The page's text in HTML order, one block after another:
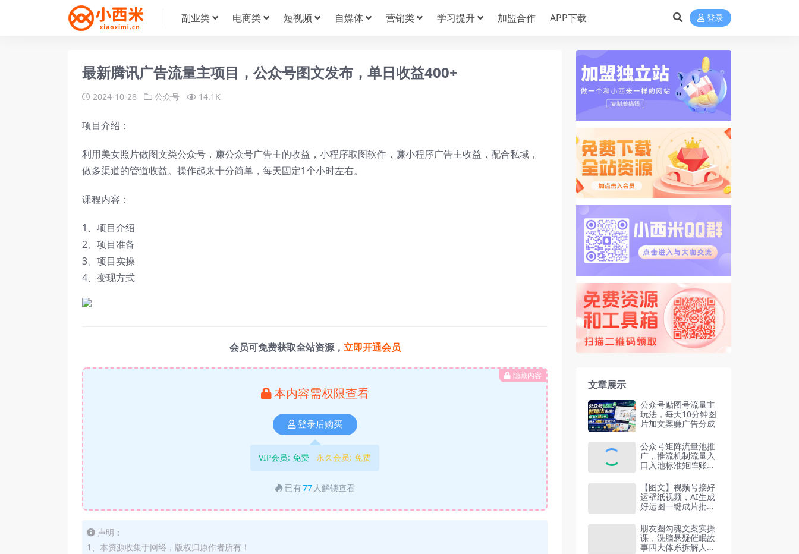
副业类 电商类 短视频 自媒体 营销类 学习提升 加盟合作 APP下载 登录
最新腾讯广告流量主项目，公众号图文发布，单日收益400+
2024-10-28 公众号 14.1K
项目介绍：
利用美女照片做图文类公众号，赚公众号广告主的收益，小程序取图软件，赚小程序广告主收益，配合私域，
做多渠道的管道收益。操作起来十分简单，每天固定1个小时左右。
课程内容：
1、项目介绍
2、项目准备
3、项目实操
4、变现方式
会员可免费获取全站资源， 立即开通会员
隐藏内容
本内容需权限查看
登录后购买
VIP会员: 免费 永久会员: 免费
已有77 人解锁查看
声明：
1、本资源收集于网络，版权归原作者所有！
文章展示
公众号贴图号流量主
玩法，每天10分钟图
片加文案赚广告分成
公众号矩阵流量池推
广，推流机制流量入
口入池标准矩阵账号
【图文】视频号接好
运壁纸视频，AI生成
好运图一键成片批量
朋友圈勾魂文案实操
课，洗脑悬疑催眠故
事四大体系拆解人性